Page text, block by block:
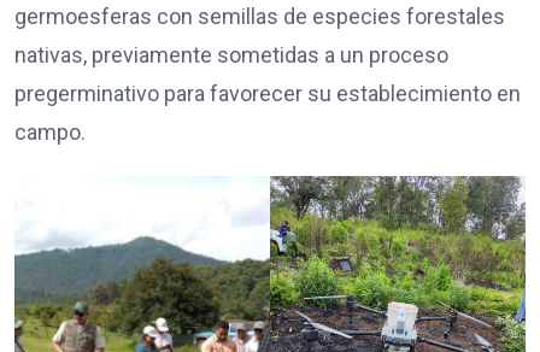
germoesferas con semillas de especies forestales
nativas, previamente sometidas a un proceso
pregerminativo para favorecer su establecimiento en
campo.